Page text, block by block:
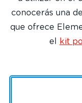
conocerás una
que ofrece
el
kit